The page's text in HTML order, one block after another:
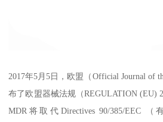
2017年5月5日，欧盟（Official Journal of
布了欧盟器械法规（REGULATION (EU)
MDR将取代Directives 90/385/EEC